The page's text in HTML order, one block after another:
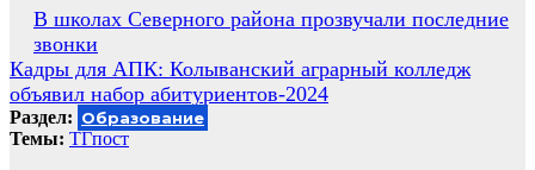
Навигация
по
записям
В школах Северного района прозвучали последние
звонки
Кадры для АПК: Колыванский аграрный колледж
объявил набор абитуриентов-2024
Раздел: Образование
Темы: ТГпост